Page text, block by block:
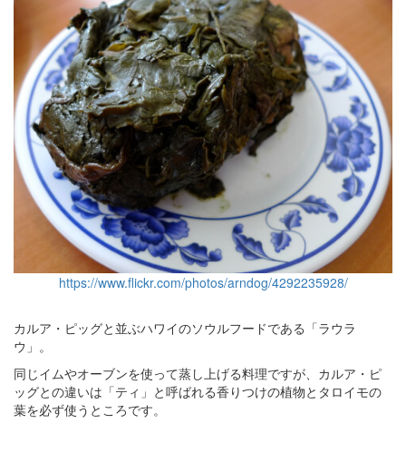
https://www.flickr.com/photos/arndog/4292235928/
カルア・ピッグと並ぶハワイのソウルフードである「ラウラ
ウ」。
同じイムやオーブンを使って蒸し上げる料理ですが、カルア・ピ
ッグとの違いは「ティ」と呼ばれる香りつけの植物とタロイモの
葉を必ず使うところです。